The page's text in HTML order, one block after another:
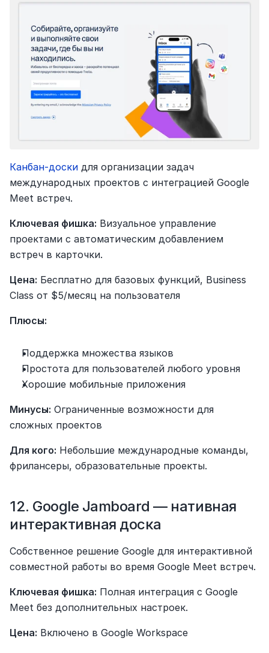
Канбан-доски для организации задач
международных проектов с интеграцией Google
Meet встреч.
Ключевая фишка: Визуальное управление
проектами с автоматическим добавлением
встреч в карточки.
Цена: Бесплатно для базовых функций, Business
Class от $5/месяц на пользователя
Плюсы:
Поддержка множества языков
Простота для пользователей любого уровня
Хорошие мобильные приложения
Минусы: Ограниченные возможности для
сложных проектов
Для кого: Небольшие международные команды,
фрилансеры, образовательные проекты.
12. Google Jamboard — нативная
интерактивная доска
Собственное решение Google для интерактивной
совместной работы во время Google Meet встреч.
Ключевая фишка: Полная интеграция с Google
Meet без дополнительных настроек.
Цена: Включено в Google Workspace